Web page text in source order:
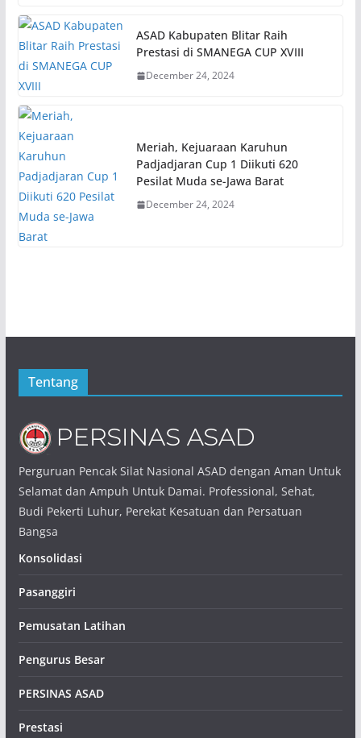
ASAD Kabupaten Blitar Raih
Prestasi di SMANEGA CUP XVIII
December 24, 2024
Meriah, Kejuaraan Karuhun
Padjadjaran Cup 1 Diikuti 620
Pesilat Muda se-Jawa Barat
December 24, 2024
Tentang
Perguruan Pencak Silat Nasional ASAD dengan Aman Untuk
Selamat dan Ampuh Untuk Damai. Professional, Sehat,
Budi Pekerti Luhur, Perekat Kesatuan dan Persatuan
Bangsa
Konsolidasi
Pasanggiri
Pemusatan Latihan
Pengurus Besar
PERSINAS ASAD
Prestasi